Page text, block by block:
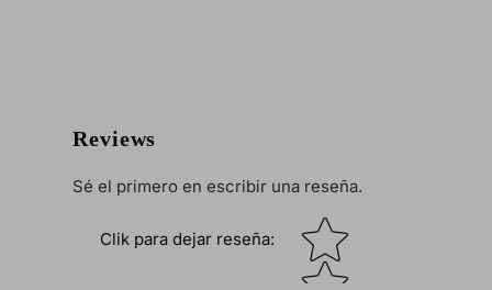
Reviews
Sé el primero en escribir una reseña.
Clik para dejar reseña: Star rating